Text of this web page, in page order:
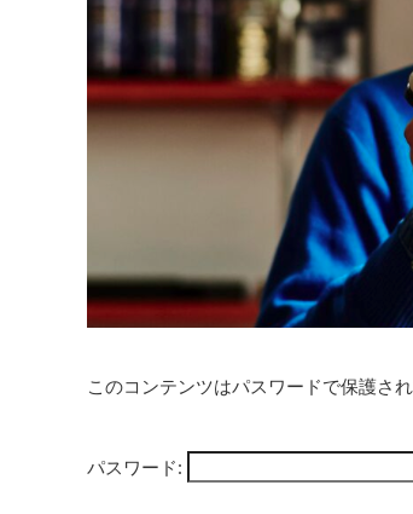
このコンテンツはパスワードで保護さ
パスワード: